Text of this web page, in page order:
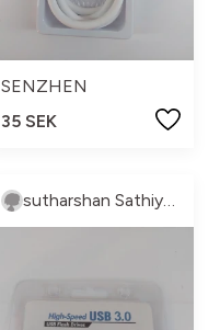
SENZHEN
35 SEK
sutharshan Sathiyaseelan